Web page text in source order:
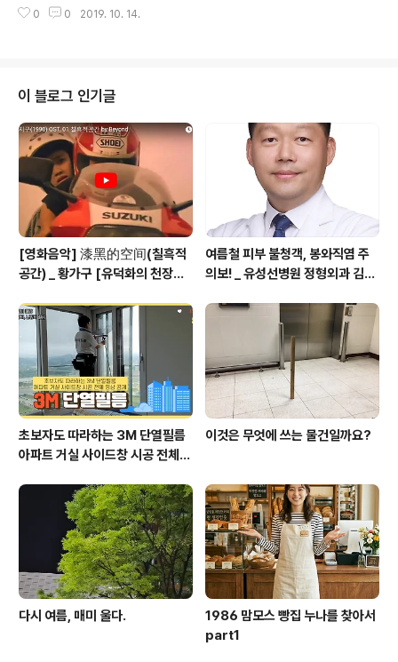
제작, 블로그제작, 제작홍보, 방송제작, 인터넷쇼핑몰
살지 말자고 다짐하면서도 또다시 철창 안에 새가 되어 혼
술로 당신의 회사를 책임집니다 superandsuper.modo
o.at 인터넷마케팅, 부동산컨설팅, 영상제작, 홈피제작, 블
로그제작, 제작홍보, 방송제작, 인터넷쇼핑몰
0 0 2019. 10. 14.
이 블로그 인기글
[영화음악] 漆黑的空间(칠흑적
공간) _ 황가구 [유덕화의 천장지
여름철 피부 불청객, 봉와직염 주
의보! _ 유성선병원 정형외과 김의
초보자도 따라하는 3M 단열필름
아파트 거실 사이드창 시공 전체
이것은 무엇에 쓰는 물건일까요?
다시 여름, 매미 울다.
1986 맘모스 빵집 누나를 찾아서
part1